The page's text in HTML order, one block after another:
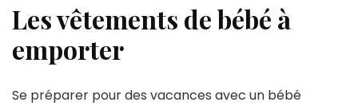
Les vêtements de bébé à
emporter
Se préparer pour des vacances avec un bébé